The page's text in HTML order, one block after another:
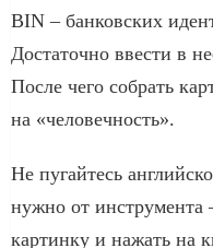
BIN – банковских
Достаточно ввести в
После чего собрать
на «человечность».
Не пугайтесь
нужно от инструмента
картинку и нажать на